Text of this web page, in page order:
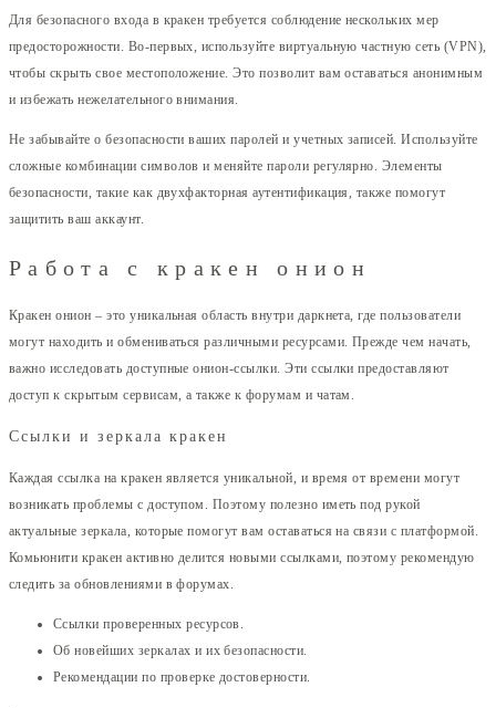
Для безопасного входа в кракен требуется соблюдение нескольких мер
предосторожности. Во-первых, используйте виртуальную частную сеть (VPN),
чтобы скрыть свое местоположение. Это позволит вам оставаться анонимным
и избежать нежелательного внимания.
Не забывайте о безопасности ваших паролей и учетных записей. Используйте
сложные комбинации символов и меняйте пароли регулярно. Элементы
безопасности, такие как двухфакторная аутентификация, также помогут
защитить ваш аккаунт.
Работа с кракен онион
Кракен онион – это уникальная область внутри даркнета, где пользователи
могут находить и обмениваться различными ресурсами. Прежде чем начать,
важно исследовать доступные онион-ссылки. Эти ссылки предоставляют
доступ к скрытым сервисам, а также к форумам и чатам.
Ссылки и зеркала кракен
Каждая ссылка на кракен является уникальной, и время от времени могут
возникать проблемы с доступом. Поэтому полезно иметь под рукой
актуальные зеркала, которые помогут вам оставаться на связи с платформой.
Комьюнити кракен активно делится новыми ссылками, поэтому рекомендую
следить за обновлениями в форумах.
Ссылки проверенных ресурсов.
Об новейших зеркалах и их безопасности.
Рекомендации по проверке достоверности.